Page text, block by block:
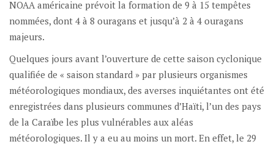
NOAA américaine prévoit la formation de 9 à 15 tempêtes
nommées, dont 4 à 8 ouragans et jusqu’à 2 à 4 ouragans
majeurs.
Quelques jours avant l’ouverture de cette saison cyclonique
qualifiée de « saison standard » par plusieurs organismes
météorologiques mondiaux, des averses inquiétantes ont été
enregistrées dans plusieurs communes d’Haïti, l’un des pays
de la Caraïbe les plus vulnérables aux aléas
météorologiques. Il y a eu au moins un mort. En effet, le 29